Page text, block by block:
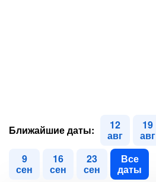
Ближайшие даты: 12
авг
19
авг
9
сен
16
сен
23
сен
Все
даты